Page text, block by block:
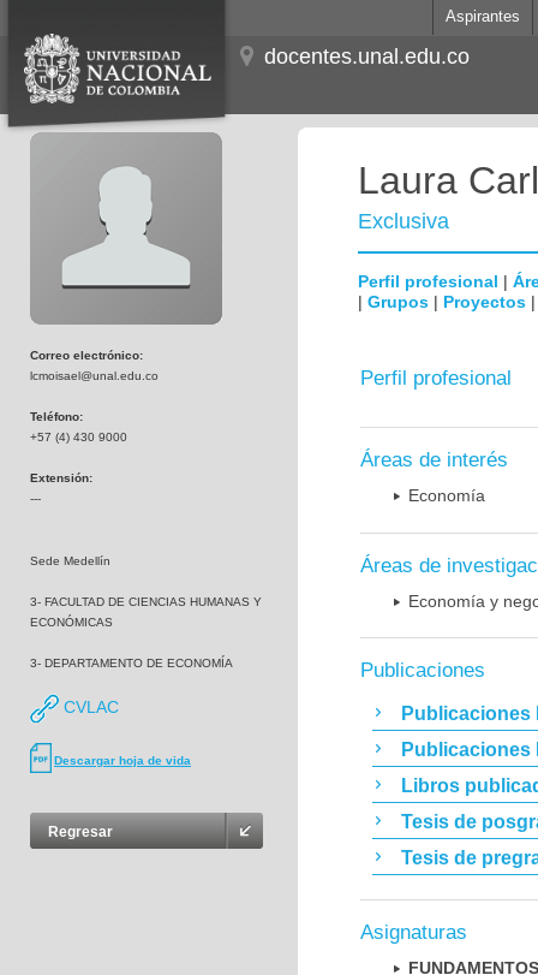
Aspirantes
docentes.unal.edu.co
Correo electrónico:
lcmoisael@unal.edu.co
Teléfono:
+57 (4) 430 9000
Extensión:
---
Sede Medellín
3- FACULTAD DE CIENCIAS HUMANAS Y
ECONÓMICAS
3- DEPARTAMENTO DE ECONOMÍA
CVLAC
Descargar hoja de vida
Regresar
Laura
Exclusiva
Perfil profesional |
| Grupos | Proyectos
Perfil profesional
Áreas de interés
Economía
Áreas de
Economía y
Publicaciones
Publicaciones
Publicaciones
Libros
Tesis de
Tesis de
Asignaturas